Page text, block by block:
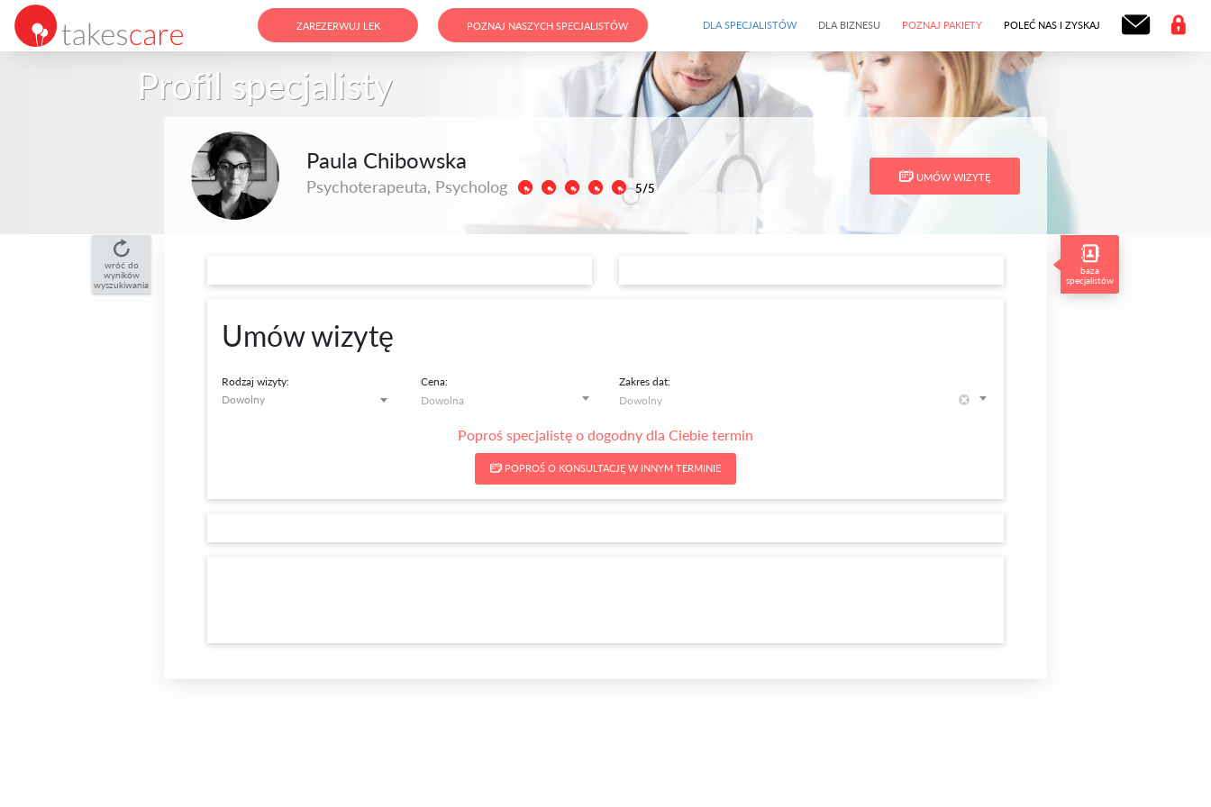
ZAREZERWUJ LEK POZNAJ NASZYCH SPECJALISTÓW DLA SPECJALISTÓW DLA BIZNESU POZNAJ PAKIETY POLEĆ NAS I ZYSKAJ
Profil specjalisty
Paula Chibowska
Psychoterapeuta, Psycholog 5/5
UMÓW WIZYTĘ
wróć do
wyników
wyszukiwania
Umów wizytę
Rodzaj wizyty:
Dowolny
Cena: Zakres dat:
Poproś specjalistę o dogodny dla Ciebie termin
POPROŚ O KONSULTACJĘ W INNYM TERMINIE
baza
specjalistów